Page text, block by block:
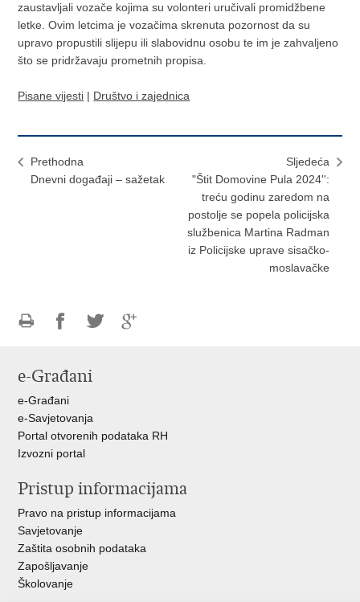
zaustavljali vozače kojima su volonteri uručivali promidžbene
letke. Ovim letcima je vozačima skrenuta pozornost da su
upravo propustili slijepu ili slabovidnu osobu te im je zahvaljeno
što se pridržavaju prometnih propisa.
Pisane vijesti | Društvo i zajednica
Prethodna
Dnevni događaji – sažetak
Sljedeća
"Štit Domovine Pula 2024'':
treću godinu zaredom na
postolje se popela policijska
službenica Martina Radman
iz Policijske uprave sisačko-
moslavačke
FacebookuTwitteru
e-Građani
e-Građani
e-Savjetovanja
Portal otvorenih podataka RH
Izvozni portal
Pristup informacijama
Pravo na pristup informacijama
Savjetovanje
Zaštita osobnih podataka
Zapošljavanje
Školovanje